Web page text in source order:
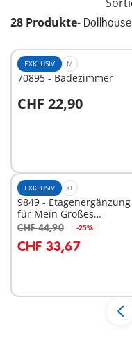
28 Produkte- Dollhouse
EXKLUSIV M
70895 - Badezimmer
CHF 22,90
In den Warenkorb
EXKLUSIV XL
9849 - Etagenergänzung
für Mein Großes
Puppenhaus
CHF 44,90 -25%
CHF 33,67
In den Warenkorb